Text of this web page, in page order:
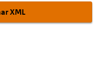
XML